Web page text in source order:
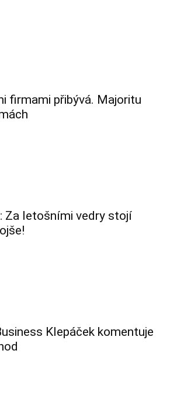
firmami přibývá. Majoritu
Za letošními vedry stojí
Klepáček komentuje